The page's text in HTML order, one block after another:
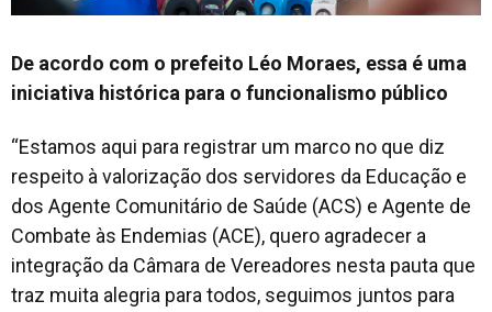
De acordo com o prefeito Léo Moraes, essa é uma
iniciativa histórica para o funcionalismo público
“Estamos aqui para registrar um marco no que diz
respeito à valorização dos servidores da Educação e
dos Agente Comunitário de Saúde (ACS) e Agente de
Combate às Endemias (ACE), quero agradecer a
integração da Câmara de Vereadores nesta pauta que
traz muita alegria para todos, seguimos juntos para